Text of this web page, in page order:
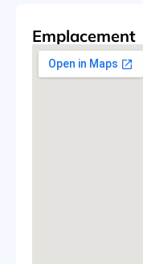
Emplacement